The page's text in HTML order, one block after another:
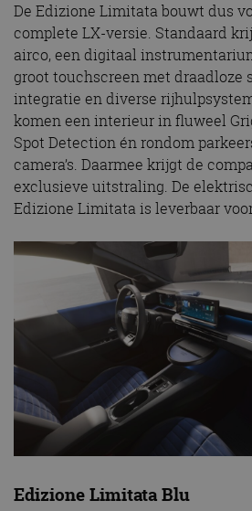
De Edizione Limitata bouwt dus
complete LX-versie. Standaard
airco, een digitaal
groot touchscreen met draadloze
integratie en diverse
komen een interieur in fluweel
Spot Detection én rondom
camera’s. Daarmee krijgt de
exclusieve uitstraling. De
Edizione Limitata is leverbaar
Edizione Limitata Blu